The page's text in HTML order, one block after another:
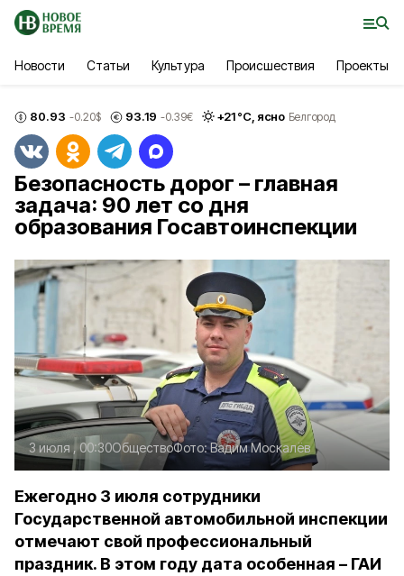
Новости Статьи Культура Происшествия Проекты
80.93 -0.20$ 93.19 -0.39€ +21°С, ясно Белгород
Безопасность дорог – главная
задача: 90 лет со дня
образования Госавтоинспекции
3 июля , 00:30ОбществоФото:Вадим Москалёв
Ежегодно 3 июля сотрудники
Государственной автомобильной инспекции
отмечают свой профессиональный
праздник. В этом году дата особенная – ГАИ